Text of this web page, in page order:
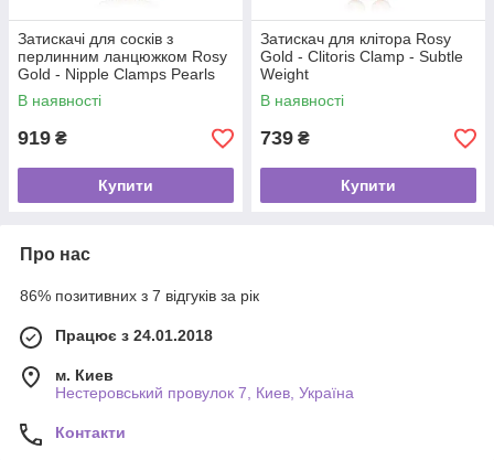
Затискачі для сосків з
перлинним ланцюжком Rosy
Gold - Nipple Clamps Pearls
В наявності
919 ₴
Купити
Затискач для клітора Rosy
Gold - Clitoris Clamp - Subtle
Weight
В наявності
739 ₴
Купити
Про нас
86% позитивних з 7 відгуків за рік
Працює з 24.01.2018
м. Киев
Нестеровський провулок 7, Киев, Україна
Контакти